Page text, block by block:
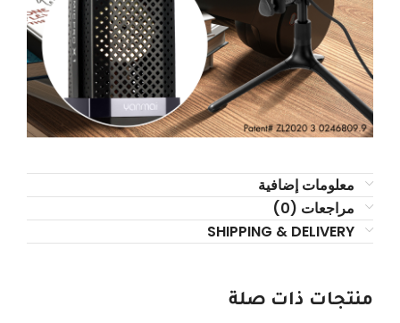
معلومات إضافية
مراجعات (0)
SHIPPING & DELIVERY
منتجات ذات صلة